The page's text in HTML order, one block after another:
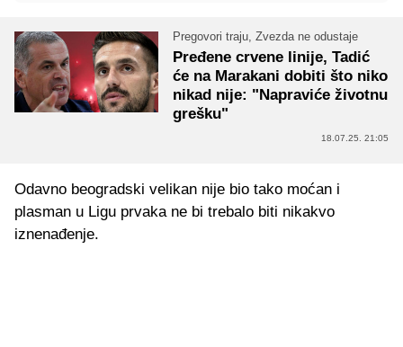
Pregovori traju, Zvezda ne odustaje
Pređene crvene linije, Tadić
će na Marakani dobiti što niko
nikad nije: "Napraviće životnu
grešku"
18.07.25. 21:05
Odavno beogradski velikan nije bio tako moćan i
plasman u Ligu prvaka ne bi trebalo biti nikakvo
iznenađenje.